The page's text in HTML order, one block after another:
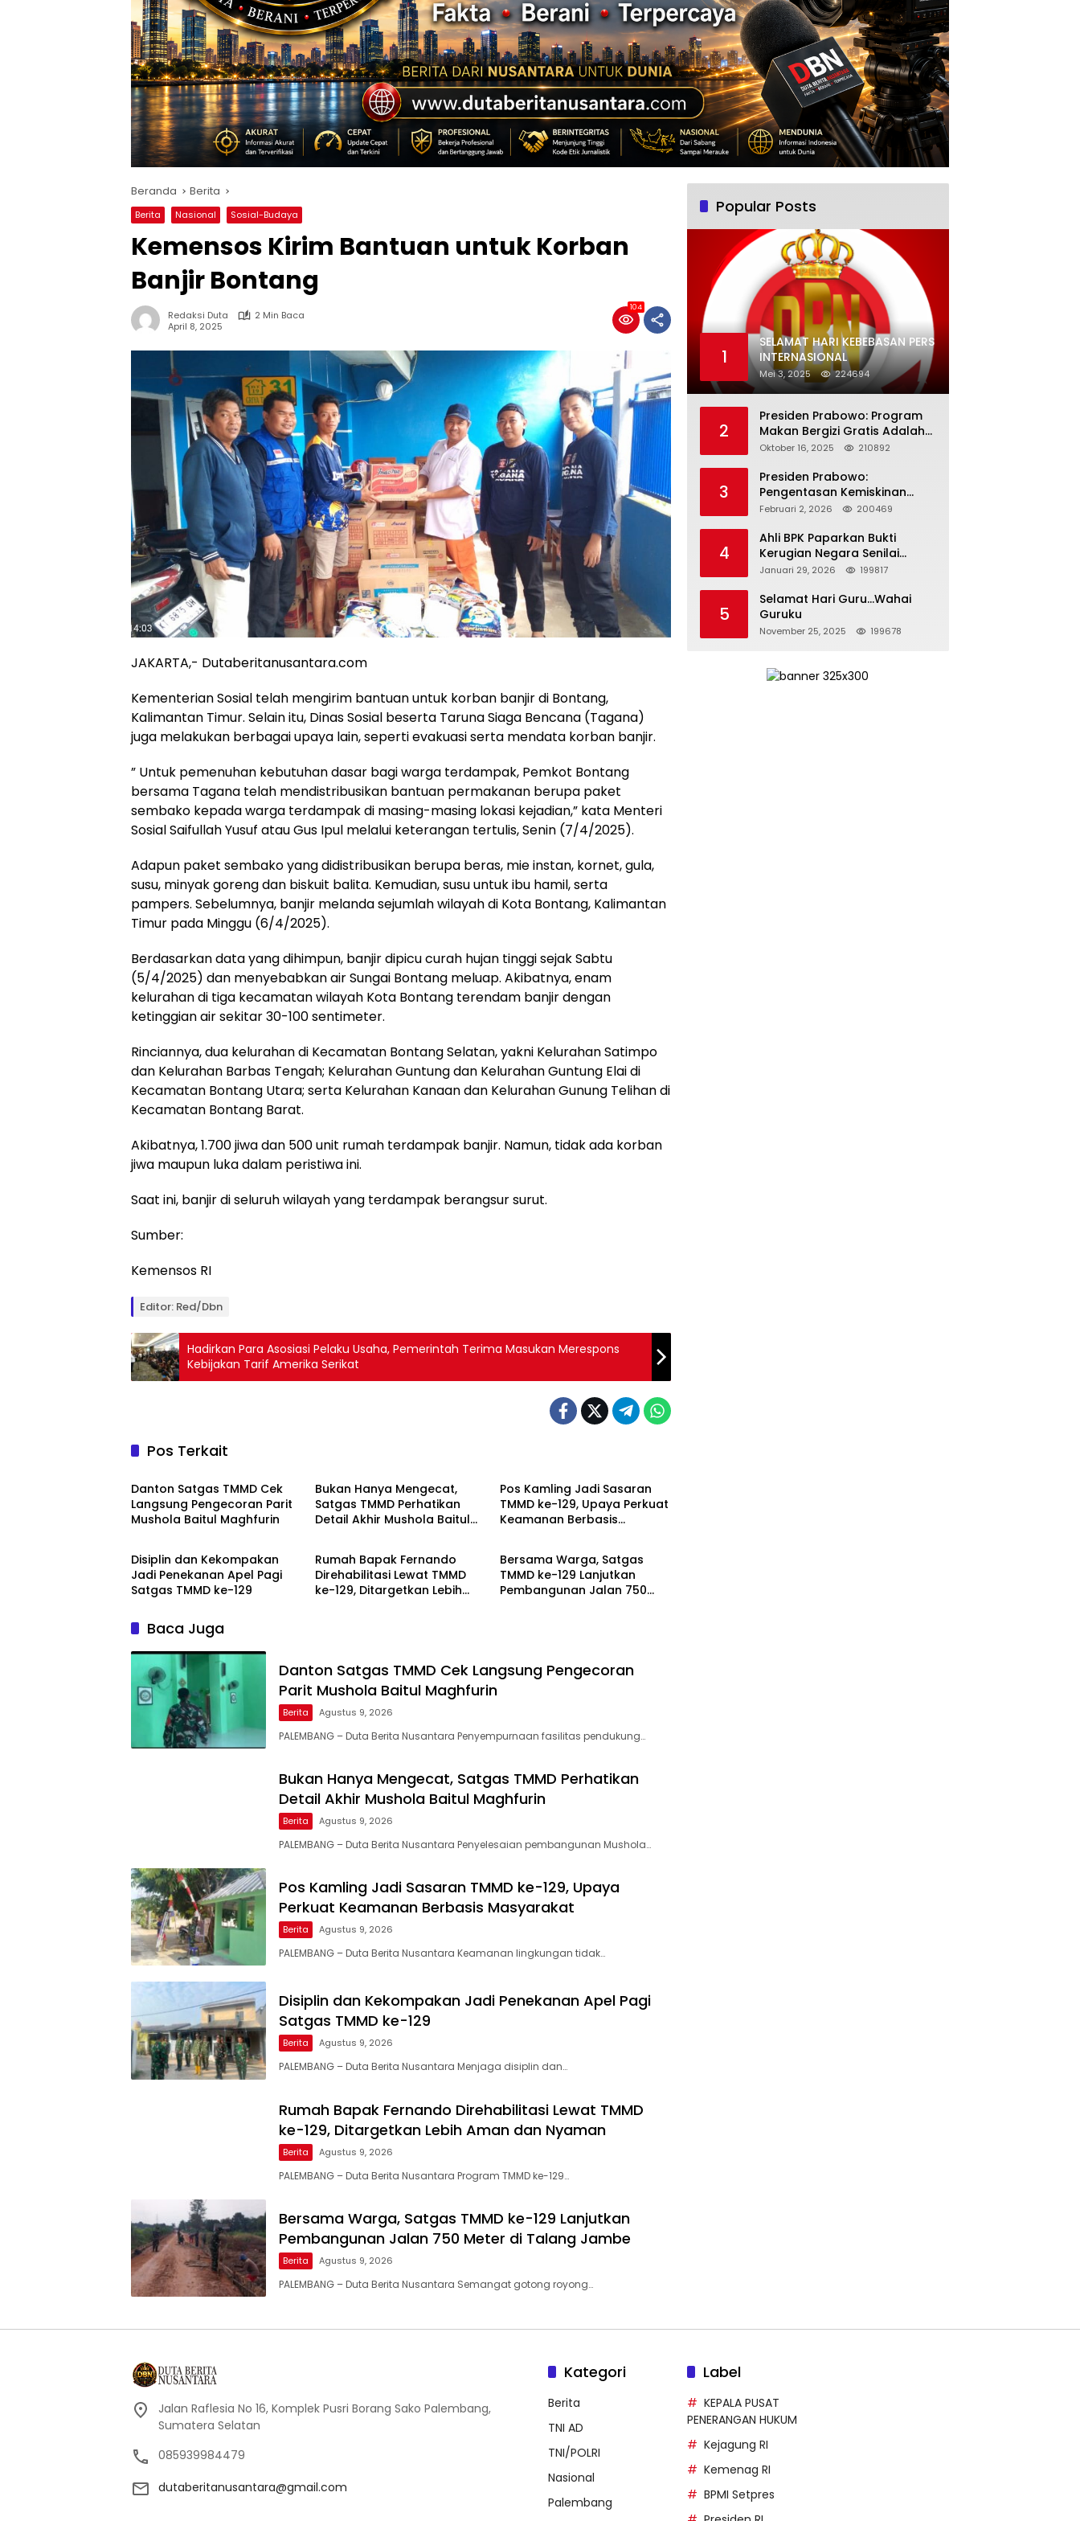
Beranda Berita
Berita Nasional Sosial-Budaya
Kemensos Kirim Bantuan untuk Korban
Banjir Bontang
Redaksi Duta
2 Min Baca
April 8, 2025
104
JAKARTA,- Dutaberitanusantara.com
Kementerian Sosial telah mengirim bantuan untuk korban banjir di Bontang,
Kalimantan Timur. Selain itu, Dinas Sosial beserta Taruna Siaga Bencana (Tagana)
juga melakukan berbagai upaya lain, seperti evakuasi serta mendata korban banjir.
” Untuk pemenuhan kebutuhan dasar bagi warga terdampak, Pemkot Bontang
bersama Tagana telah mendistribusikan bantuan permakanan berupa paket
sembako kepada warga terdampak di masing-masing lokasi kejadian,” kata Menteri
Sosial Saifullah Yusuf atau Gus Ipul melalui keterangan tertulis, Senin (7/4/2025).
Adapun paket sembako yang didistribusikan berupa beras, mie instan, kornet, gula,
susu, minyak goreng dan biskuit balita. Kemudian, susu untuk ibu hamil, serta
pampers. Sebelumnya, banjir melanda sejumlah wilayah di Kota Bontang, Kalimantan
Timur pada Minggu (6/4/2025).
Berdasarkan data yang dihimpun, banjir dipicu curah hujan tinggi sejak Sabtu
(5/4/2025) dan menyebabkan air Sungai Bontang meluap. Akibatnya, enam
kelurahan di tiga kecamatan wilayah Kota Bontang terendam banjir dengan
ketinggian air sekitar 30-100 sentimeter.
Rinciannya, dua kelurahan di Kecamatan Bontang Selatan, yakni Kelurahan Satimpo
dan Kelurahan Barbas Tengah; Kelurahan Guntung dan Kelurahan Guntung Elai di
Kecamatan Bontang Utara; serta Kelurahan Kanaan dan Kelurahan Gunung Telihan di
Kecamatan Bontang Barat.
Akibatnya, 1.700 jiwa dan 500 unit rumah terdampak banjir. Namun, tidak ada korban
jiwa maupun luka dalam peristiwa ini.
Saat ini, banjir di seluruh wilayah yang terdampak berangsur surut.
Sumber:
Kemensos RI
Editor: Red/Dbn
Hadirkan Para Asosiasi Pelaku Usaha, Pemerintah Terima Masukan Merespons
Kebijakan Tarif Amerika Serikat
Pos Terkait
Berita
Danton Satgas TMMD Cek
Langsung Pengecoran Parit
Mushola Baitul Maghfurin
Bukan Hanya Mengecat,
Satgas TMMD Perhatikan
Detail Akhir Mushola Baitul
Pos Kamling Jadi Sasaran
TMMD ke-129, Upaya Perkuat
Keamanan Berbasis
Berita
Disiplin dan Kekompakan
Jadi Penekanan Apel Pagi
Satgas TMMD ke-129
Berita
Rumah Bapak Fernando
Direhabilitasi Lewat TMMD
ke-129, Ditargetkan Lebih
Berita
Bersama Warga, Satgas
TMMD ke-129 Lanjutkan
Pembangunan Jalan 750
Baca Juga
Danton Satgas TMMD Cek Langsung Pengecoran
Parit Mushola Baitul Maghfurin
Berita Agustus 9, 2026
PALEMBANG – Duta Berita Nusantara Penyempurnaan fasilitas pendukung…
Bukan Hanya Mengecat, Satgas TMMD Perhatikan
Detail Akhir Mushola Baitul Maghfurin
Berita Agustus 9, 2026
PALEMBANG – Duta Berita Nusantara Penyelesaian pembangunan Mushola…
Pos Kamling Jadi Sasaran TMMD ke-129, Upaya
Perkuat Keamanan Berbasis Masyarakat
Berita Agustus 9, 2026
PALEMBANG – Duta Berita Nusantara Keamanan lingkungan tidak…
Disiplin dan Kekompakan Jadi Penekanan Apel Pagi
Satgas TMMD ke-129
Berita Agustus 9, 2026
PALEMBANG – Duta Berita Nusantara Menjaga disiplin dan…
Rumah Bapak Fernando Direhabilitasi Lewat TMMD
ke-129, Ditargetkan Lebih Aman dan Nyaman
Berita Agustus 9, 2026
PALEMBANG – Duta Berita Nusantara Program TMMD ke-129…
Bersama Warga, Satgas TMMD ke-129 Lanjutkan
Pembangunan Jalan 750 Meter di Talang Jambe
Berita Agustus 9, 2026
PALEMBANG – Duta Berita Nusantara Semangat gotong royong…
Popular Posts
1
SELAMAT HARI KEBEBASAN PERS
INTERNASIONAL
Mei 3, 2025 224694
2
Presiden Prabowo: Program
Makan Bergizi Gratis Adalah
Investasi untuk Masa Depan
Oktober 16, 2025 210892
3
Presiden Prabowo:
Pengentasan Kemiskinan
Butuh Persatuan dan
Bertanggung Jawab
Februari 2, 2026 200469
4
Ahli BPK Paparkan Bukti
Kerugian Negara Senilai
Rp285 Triliun dalam
Pertamina
Januari 29, 2026 199817
5
Selamat Hari Guru…Wahai
Guruku
November 25, 2025 199678
Jalan Raflesia No 16, Komplek Pusri Borang Sako Palembang,
Sumatera Selatan
085939984479
dutaberitanusantara@gmail.com
Kategori
Berita
TNI AD
TNI/POLRI
Nasional
Palembang
Label
KEPALA PUSAT
PENERANGAN HUKUM
Kejagung RI
Kemenag RI
BPMI Setpres